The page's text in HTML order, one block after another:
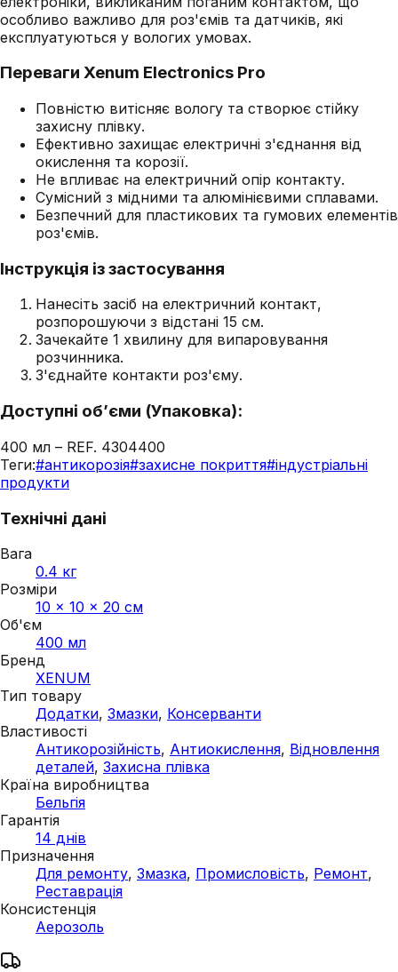
особливо важливо для роз'ємів та датчиків, які
експлуатуються у вологих умовах.
Переваги Xenum Electronics Pro
Повністю витісняє вологу та створює стійку
захисну плівку.
Ефективно захищає електричні з'єднання від
окислення та корозії.
Не впливає на електричний опір контакту.
Сумісний з мідними та алюмінієвими сплавами.
Безпечний для пластикових та гумових елементів
роз'ємів.
Інструкція із застосування
Нанесіть засіб на електричний контакт,
розпорошуючи з відстані 15 см.
Зачекайте 1 хвилину для випаровування
розчинника.
З'єднайте контакти роз'єму.
Доступні об’єми (Упаковка):
400 мл – REF. 4304400
Теги:#антикорозія#захисне покриття#індустріальні
продукти
Технічні дані
Вага
0.4 кг
Розміри
10 × 10 × 20 см
Об'єм
400 мл
Бренд
XENUM
Тип товару
Додатки, Змазки, Консерванти
Властивості
Антикорозійність, Антиокислення, Відновлення
деталей, Захисна плівка
Країна виробництва
Бельгія
Гарантія
14 днів
Призначення
Для ремонту, Змазка, Промисловість, Ремонт,
Реставрація
Консистенція
Аерозоль